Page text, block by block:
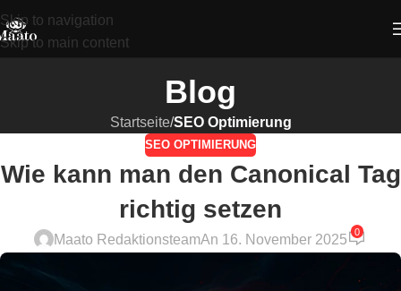
Skip to navigation
Skip to main content
Blog
Startseite/SEO Optimierung
SEO OPTIMIERUNG
Wie kann man den Canonical Tag
richtig setzen
Maato RedaktionsteamAn 16. November 2025
0